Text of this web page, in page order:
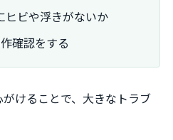
ヒビや浮きがないか
確認をする
けることで、大きなトラブ